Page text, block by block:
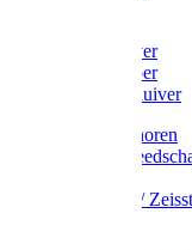
Mestschuiver
Mestschraper
Sneeuwschuiver
Zeis toebehoren
Wetstenen /